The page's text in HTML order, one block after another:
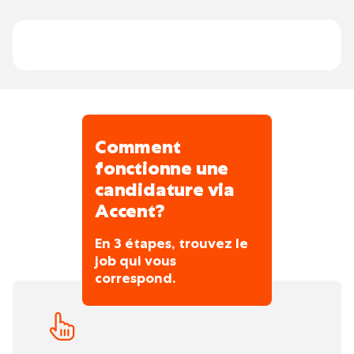
Comment
fonctionne une
candidature via
Accent?
En 3 étapes, trouvez le
job qui vous
correspond.